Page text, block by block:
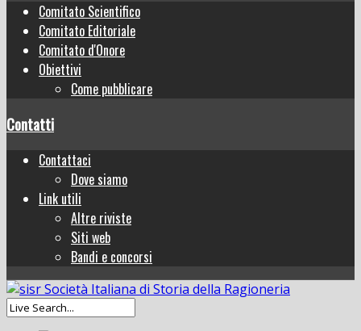
Comitato Scientifico
Comitato Editoriale
Comitato d'Onore
Obiettivi
Come pubblicare
Contatti
Contattaci
Dove siamo
Link utili
Altre riviste
Siti web
Bandi e concorsi